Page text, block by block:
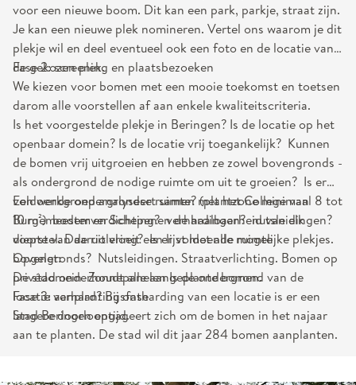
voor een nieuwe boom. Dit kan een park, parkje, straat zijn.
Je kan een nieuwe plek nomineren. Vertel ons waarom je dit
plekje wil en deel eventueel ook een foto en de locatie van
de gekozen plek.
Fase 2: screening en plaatsbezoeken
We kiezen voor bomen met een mooie toekomst en toetsen
darom alle voorstellen af aan enkele kwaliteitscriteria.
Is het voorgestelde plekje in Beringen? Is de locatie op het
openbaar domein? Is de locatie vrij toegankelijk? Kunnen
de bomen vrij uitgroeien en hebben ze zowel bovengronds -
als ondergrond de nodige ruimte om uit te groeien? Is er
voldoende ondergrondse ruimte? (plantzone minimaal 8 tot
10 m²) bodemverdichting? verhardingen? nutsleidingen?
diepte van de riolering? Is er voldoende ruimte
bovengronds? Nutsleidingen. Straatverlichting. Bomen op
privédomein Zonnepanelen Is de ondergrond van de
locatie verhard? Bij ontharding van een locatie is er een
langere doorlooptijd.
Een werkgroep analyseert samen met het College van
Burgemeester en Schepenen de haalbaarheid van elk
voorstel. Daaruit vloeit een lijst met alle mogelijke plekjes.
Opgelet:
De stad onderhoudt alle aangeplante bomen.
Fase 3: aanplantingsfase
Stad Beringen engageert zich om de bomen in het najaar
aan te planten. De stad wil dit jaar 284 bomen aanplanten.